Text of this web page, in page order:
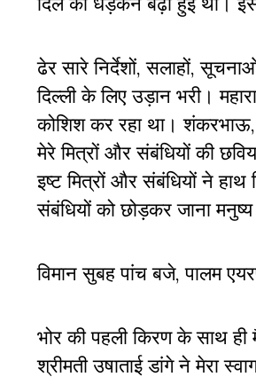
ढेर सारे निर्देशों, सलाहों,
दिल्ली के लिए उड़ान भरी।
कोशिश कर रहा था। शंकरभाऊ,
मेरे मित्रों और संबंधियों की
इष्ट मित्रों और संबंधियों ने
संबंधियों को छोड़कर जाना
विमान सुबह पांच बजे, पालम
भोर की पहली किरण के साथ
श्रीमती उषाताई डांगे ने मेरा